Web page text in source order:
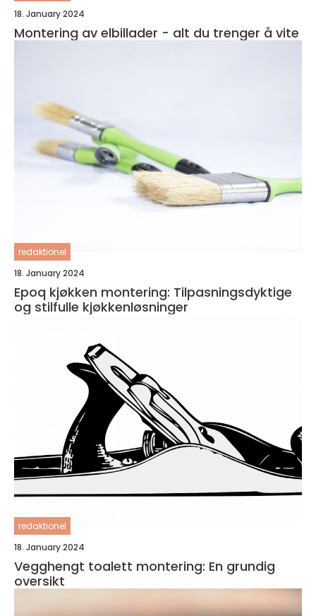
18. January 2024
Montering av elbillader - alt du trenger å vite
redaktionel
18. January 2024
Epoq kjøkken montering: Tilpasningsdyktige
og stilfulle kjøkkenløsninger
redaktionel
18. January 2024
Vegghengt toalett montering: En grundig
oversikt